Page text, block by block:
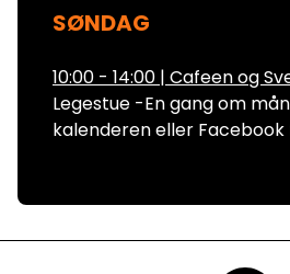
SØNDAG
10:00 - 14:00 | Cafeen og
Legestue -En gang om
kalenderen eller Facebook